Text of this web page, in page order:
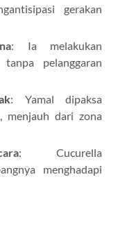
gerakan
: Ia melakukan
pelanggaran
: Yamal dipaksa
menjauh dari zona
: Cucurella
menghadapi